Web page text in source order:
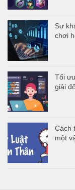
Sự
chơi
Tối
giải
Cách
một